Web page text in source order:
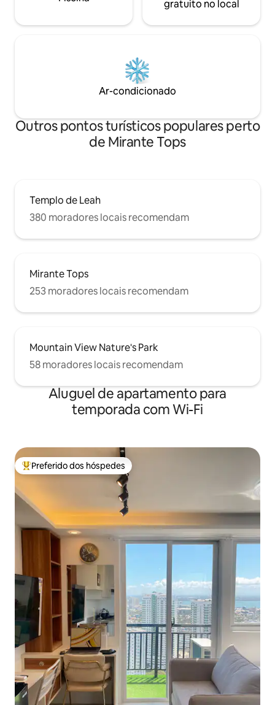
Mactan a 50 minutos.
gratuito no local
Ar-condicionado
Outros pontos turísticos populares perto
de Mirante Tops
Templo de Leah
380 moradores locais recomendam
Mirante Tops
253 moradores locais recomendam
Mountain View Nature's Park
58 moradores locais recomendam
Aluguel de apartamento para
temporada com Wi-Fi
Entre os melhores preferidos dos hóspedes
Preferido dos hóspedes